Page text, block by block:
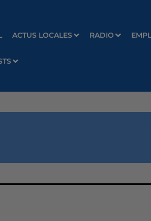
ACTUS LOCALES RADIO